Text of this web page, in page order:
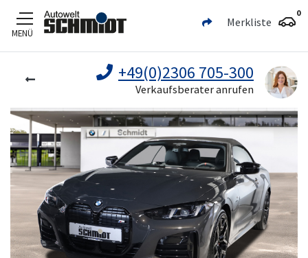
Zum Hauptinhalt
MENÜ
Merkliste
0
+49(0)2306 705-300
Verkaufsberater anrufen